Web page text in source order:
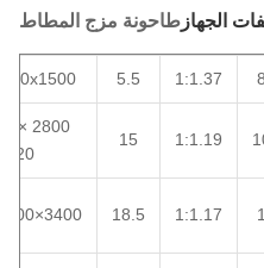
الجهاز طاحونة مزج المطاط
1:1.37
5.5
1:1.19
15
1:1.17
18.5
3400×1500×1650